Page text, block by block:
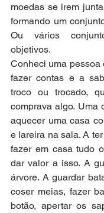
moedas se irem
formando um
Ou vários
objetivos.
Conheci uma pessoa
fazer contas e a
troco ou trocado,
comprava algo. Uma
aquecer uma casa
e lareira na sala. A
fazer em casa tudo
dar valor a isso. A
árvore. A guardar
coser meias, fazer
botão, apertar os